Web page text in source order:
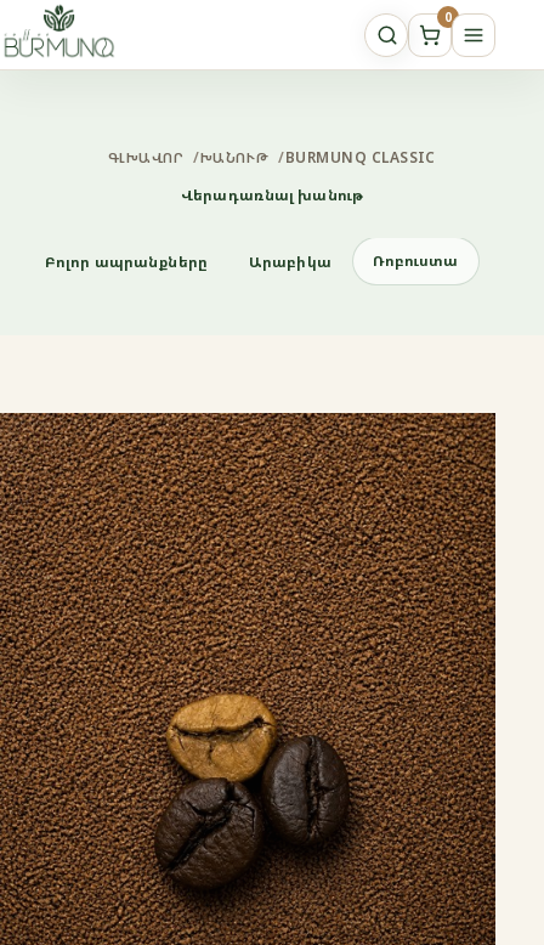
0
ԳԼԽԱՎՈՐ /ԽԱՆՈՒԹ /BURMUNQ CLASSIC
Վերադառնալ խանութ
Բոլոր ապրանքները Արաբիկա Ռոբուստա